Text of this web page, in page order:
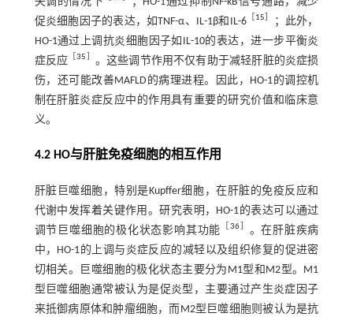
促炎细胞因子的表达，如TNF-α、IL-1β和IL-6 ［15］
；此外，
HO-1通过上调抗炎细胞因子如IL-10的表达，进一步平衡炎
症反应 ［35］ 。这些调节作用不仅有助于减轻肝脏的炎症损
伤，还可能改善MAFLD的病理进程。因此，HO-1的调控机
制在肝脏炎症反应中的作用具有重要的研究价值和临床意
义。
4.2 HO与肝脏免疫细胞的相互作用
肝脏巨噬细胞，特别是Kupffer细胞，在肝脏的免疫反应和
代谢中发挥着关键作用。研究表明，HO-1的表达可以通过
调节巨噬细胞的极化状态影响其功能
［36］ 。在肝脏疾病
中，HO-1的上调与炎症反应的减轻以及组织修复的促进密
切相关。巨噬细胞的极化状态主要分为M1型和M2型。M1
型巨噬细胞通常被认为是促炎型，主要通过产生炎症因子
来抵御病原体和肿瘤细胞，而M2型巨噬细胞则被认为是抗